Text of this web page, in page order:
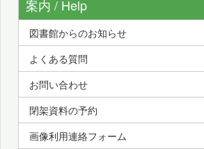
案内 / Help
図書館からのお知らせ
よくある質問
お問い合わせ
閉架資料の予約
画像利用連絡フォーム